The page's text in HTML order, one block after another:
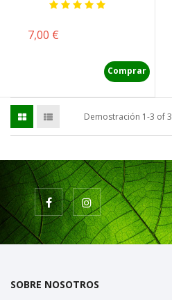
Precio
7,00 €
Comprar
Demostración 1-3 of 3
SOBRE NOSOTROS